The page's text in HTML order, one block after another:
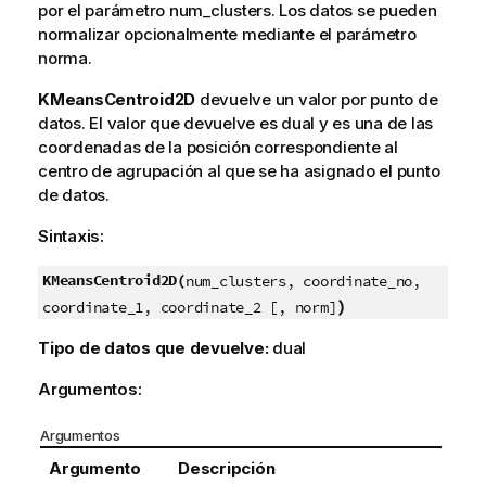
por el parámetro num_clusters. Los datos se pueden
normalizar opcionalmente mediante el parámetro
norma.
KMeansCentroid2D devuelve un valor por punto de
datos. El valor que devuelve es dual y es una de las
coordenadas de la posición correspondiente al
centro de agrupación al que se ha asignado el punto
de datos.
Sintaxis:
KMeansCentroid2D(num_clusters, coordinate_no,
coordinate_1, coordinate_2 [, norm])
Tipo de datos que devuelve: dual
Argumentos:
Argumentos
Argumento Descripción